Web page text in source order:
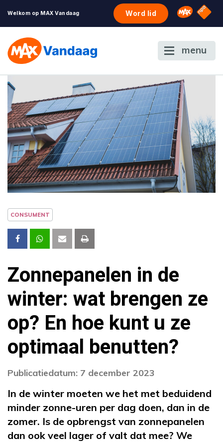
Welkom op MAX Vandaag Word lid Omroep
NPO
menu
CONSUMENT
Zonnepanelen in de
winter: wat brengen ze
op? En hoe kunt u ze
optimaal benutten?
Publicatiedatum: 7 december 2023
In de winter moeten we het met beduidend
minder zonne-uren per dag doen, dan in de
zomer. Is de opbrengst van zonnepanelen
dan ook veel lager of valt dat mee? We